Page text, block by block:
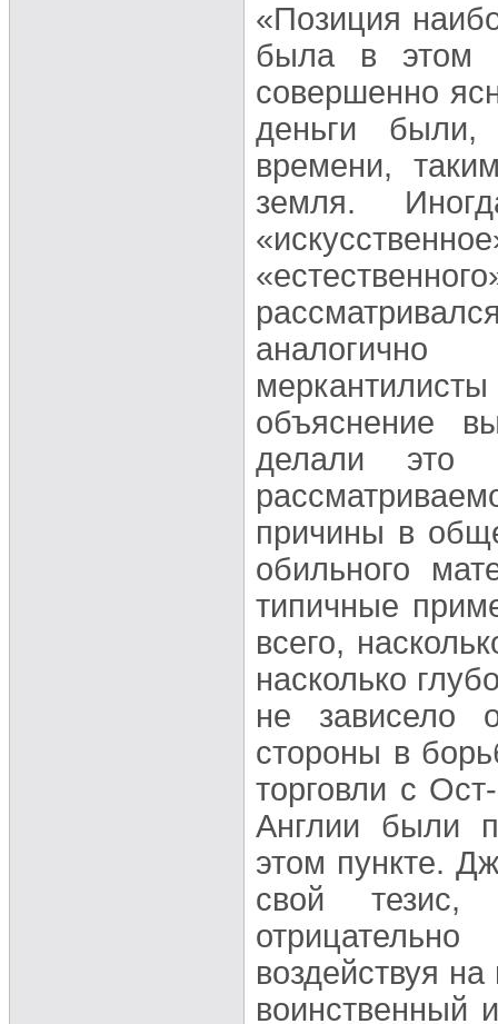
«Позиция
была в этом
совершенно
деньги были,
времени,
земля.
объяснение
делали
причины в
обильного
типичные
всего,
насколько
не зависело
стороны в
торговли с
Англии были
этом пункте.
свой тезис,
воздействуя
воинственный